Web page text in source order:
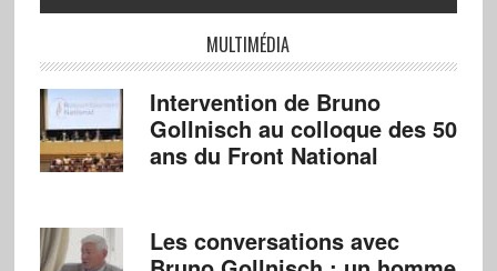
MULTIMÉDIA
Intervention de Bruno
Gollnisch au colloque des 50
ans du Front National
Les conversations avec